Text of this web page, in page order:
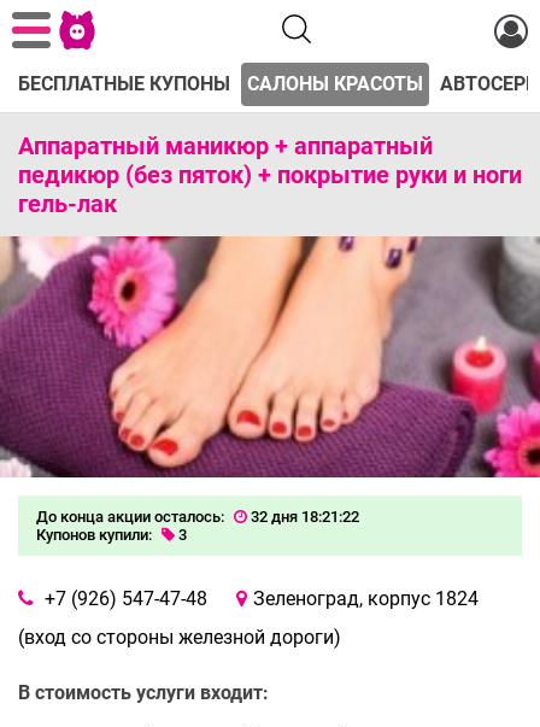
БЕСПЛАТНЫЕ КУПОНЫ САЛОНЫ КРАСОТЫ
Аппаратный маникюр + аппаратный
педикюр (без пяток) + покрытие руки и ноги
гель-лак
До конца акции осталось:
32 дня 18:21:21
Купонов купили:
3
+7 (926) 547-47-48
Зеленоград, корпус 1824
(вход со стороны железной дороги)
В стоимость услуги входит: